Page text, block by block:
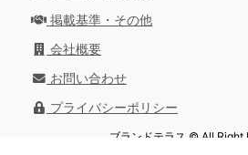
掲載基準・その他
会社概要
お問い合わせ
プライバシーポリシー
ブランドテラス © All Right